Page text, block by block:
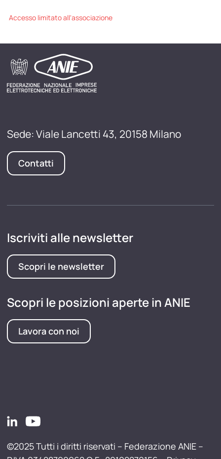
Accesso limitato all'associazione
Sede: Viale Lancetti 43, 20158 Milano
Contatti
Iscriviti alle newsletter
Scopri le newsletter
Scopri le posizioni aperte in ANIE
Lavora con noi
©2025 Tutti i diritti riservati – Federazione ANIE –